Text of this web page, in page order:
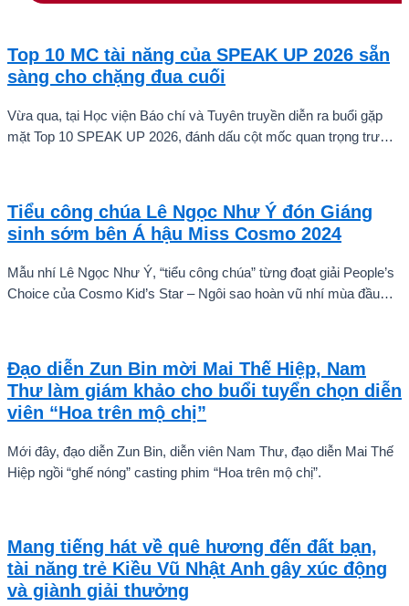
Top 10 MC tài năng của SPEAK UP 2026 sẵn
sàng cho chặng đua cuối
Vừa qua, tại Học viện Báo chí và Tuyên truyền diễn ra buổi gặp
mặt Top 10 SPEAK UP 2026, đánh dấu cột mốc quan trọng trước
Tiểu công chúa Lê Ngọc Như Ý đón Giáng
sinh sớm bên Á hậu Miss Cosmo 2024
Mẫu nhí Lê Ngọc Như Ý, “tiểu công chúa” từng đoạt giải People’s
Choice của Cosmo Kid’s Star – Ngôi sao hoàn vũ nhí mùa đầu
Đạo diễn Zun Bin mời Mai Thế Hiệp, Nam
Thư làm giám khảo cho buổi tuyển chọn diễn
viên “Hoa trên mộ chị”
Mới đây, đạo diễn Zun Bin, diễn viên Nam Thư, đạo diễn Mai Thế
Hiệp ngồi “ghế nóng” casting phim “Hoa trên mộ chị”.
Mang tiếng hát về quê hương đến đất bạn,
tài năng trẻ Kiều Vũ Nhật Anh gây xúc động
và giành giải thưởng